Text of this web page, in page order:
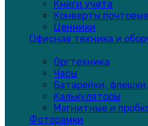
Книги учета
Конверты
Ценники
Офисная техника и
Оргтехника
Часы
Батарейки,
Калькуляторы
Магнитные и
Фоторамки